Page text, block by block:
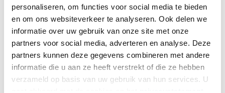
personaliseren, om functies voor social media te bieden
en om ons websiteverkeer te analyseren. Ook delen we
informatie over uw gebruik van onze site met onze
partners voor social media, adverteren en analyse. Deze
partners kunnen deze gegevens combineren met andere
informatie die u aan ze heeft verstrekt of die ze hebben
verzameld op basis van uw gebruik van hun services. U
Bij inschrijving gaat u akkoord met onsprivacybeleid.
Aanvullingen